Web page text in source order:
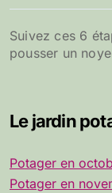
Suivez ces 6
pousser un
Le jardin
Potager en
Potager en